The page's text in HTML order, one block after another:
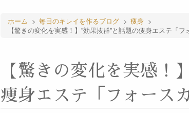
ホーム > 毎日のキレイを作るブログ > 痩身 >
【驚きの変化を実感！】”効果抜群”と話題の痩身エステ「
【驚きの変化を実感
痩身エステ「フォース